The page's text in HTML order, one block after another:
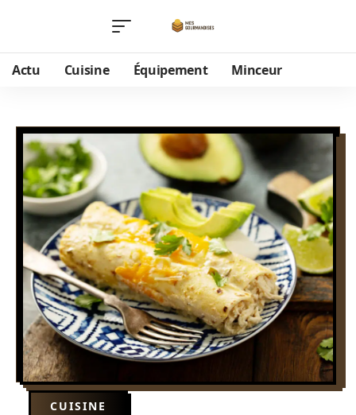
Actu Cuisine Équipement Minceur
CUISINE